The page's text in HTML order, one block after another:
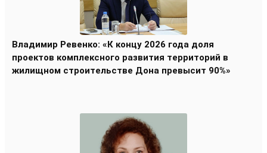
Владимир Ревенко: «К концу 2026 года доля
проектов комплексного развития территорий в
жилищном строительстве Дона превысит 90%»